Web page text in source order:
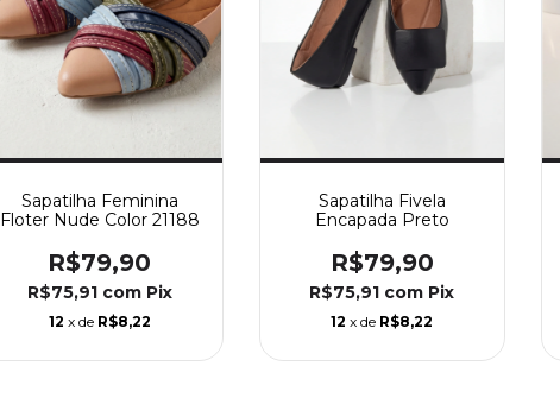
Sapatilha Feminina
Floter Nude Color 21188
R$79,90
R$75,91 com Pix
12 x de R$8,22
Sapatilha Fivela
Encapada Preto
R$79,90
R$75,91 com Pix
12 x de R$8,22